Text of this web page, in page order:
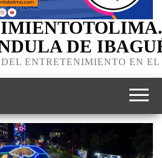
DE
ENTRETENIMIENTO EN